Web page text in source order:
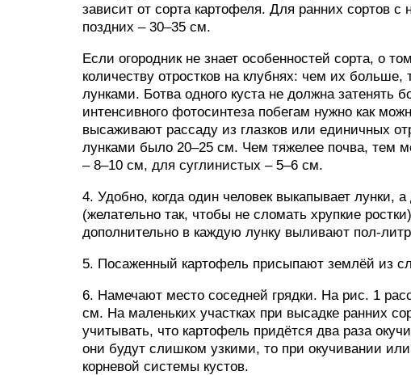
зависит от сорта картофеля. Для ранних сортов
поздних – 30–35 см.
Если огородник не знает особенностей сорта, о
количеству отростков на клубнях: чем их
лунками. Ботва одного куста не должна
интенсивного фотосинтеза побегам нужно как
высаживают рассаду из глазков или единичных
лунками было 20–25 см. Чем тяжелее почва, тем
– 8–10 см, для суглинистых – 5–6 см.
4. Удобно, когда один человек выкапывает лунки,
(желательно так, чтобы не сломать хрупкие
дополнительно в каждую лунку выливают пол-
5. Посаженный картофель присыпают землёй из
6. Намечают место соседней грядки. На рис. 1
см. На маленьких участках при высадке ранних
учитывать, что картофель придётся два раза
они будут слишком узкими, то при окучивании
корневой системы кустов.